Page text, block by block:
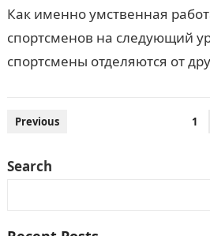
Как именно умственная
спортсменов на следующий
спортсмены отделяются от
Posts
Previous 1
Search